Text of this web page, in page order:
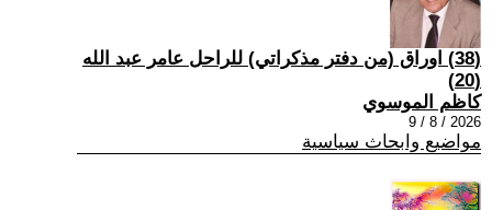
(38) اوراق (من دفتر مذكراتي) للراحل عامر عبد الله
(20)
كاظم الموسوي
2026 / 8 / 9
مواضيع وابحاث سياسية